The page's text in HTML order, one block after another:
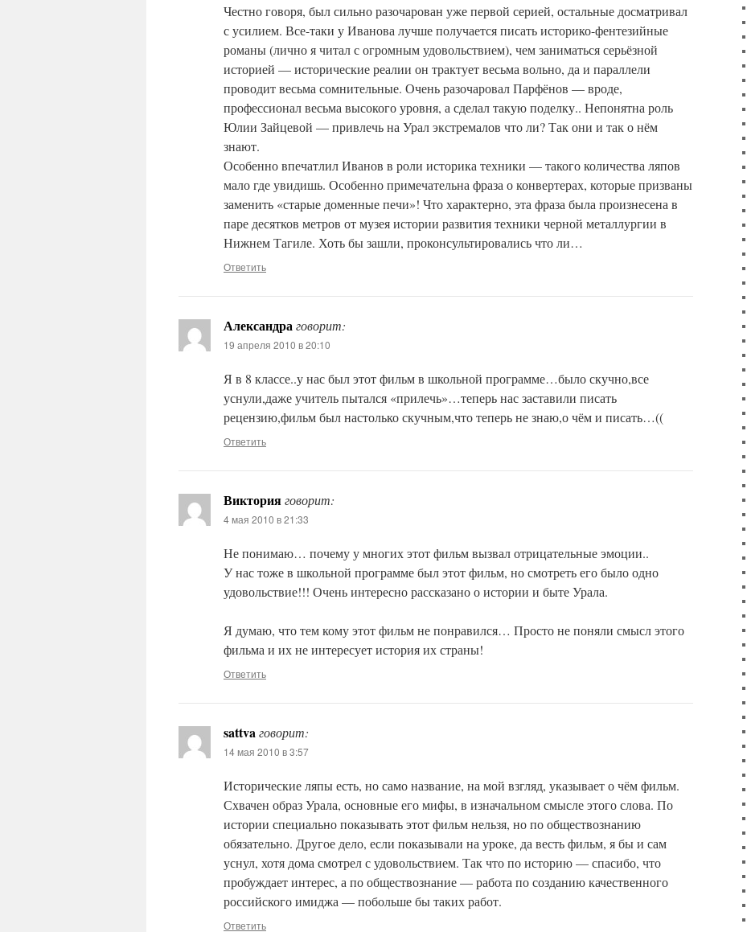
Честно говоря, был сильно разочарован уже первой серией, остальные досматривал
с усилием. Все-таки у Иванова лучше получается писать историко-фентезийные
романы (лично я читал с огромным удовольствием), чем заниматься серьёзной
историей — исторические реалии он трактует весьма вольно, да и параллели
проводит весьма сомнительные. Очень разочаровал Парфёнов — вроде,
профессионал весьма высокого уровня, а сделал такую поделку.. Непонятна роль
Юлии Зайцевой — привлечь на Урал экстремалов что ли? Так они и так о нём
знают.
Особенно впечатлил Иванов в роли историка техники — такого количества ляпов
мало где увидишь. Особенно примечательна фраза о конвертерах, которые призваны
заменить «старые доменные печи»! Что характерно, эта фраза была произнесена в
паре десятков метров от музея истории развития техники черной металлургии в
Нижнем Тагиле. Хоть бы зашли, проконсультировались что ли…
Ответить
Александраговорит:
19 апреля 2010 в 20:10
Я в 8 классе..у нас был этот фильм в школьной программе…было скучно,все
уснули,даже учитель пытался «прилечь»…теперь нас заставили писать
рецензию,фильм был настолько скучным,что теперь не знаю,о чём и писать…((
Ответить
Викторияговорит:
4 мая 2010 в 21:33
Не понимаю… почему у многих этот фильм вызвал отрицательные эмоции..
У нас тоже в школьной программе был этот фильм, но смотреть его было одно
удовольствие!!! Очень интересно рассказано о истории и быте Урала.
Я думаю, что тем кому этот фильм не понравился… Просто не поняли смысл этого
фильма и их не интересует история их страны!
Ответить
sattvaговорит:
14 мая 2010 в 3:57
Исторические ляпы есть, но само название, на мой взгляд, указывает о чём фильм.
Схвачен образ Урала, основные его мифы, в изначальном смысле этого слова. По
истории специально показывать этот фильм нельзя, но по обществознанию
обязательно. Другое дело, если показывали на уроке, да весть фильм, я бы и сам
уснул, хотя дома смотрел с удовольствием. Так что по историю — спасибо, что
пробуждает интерес, а по обществознание — работа по созданию качественного
российского имиджа — побольше бы таких работ.
Ответить